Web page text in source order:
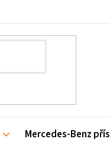
Mercedes-Benz